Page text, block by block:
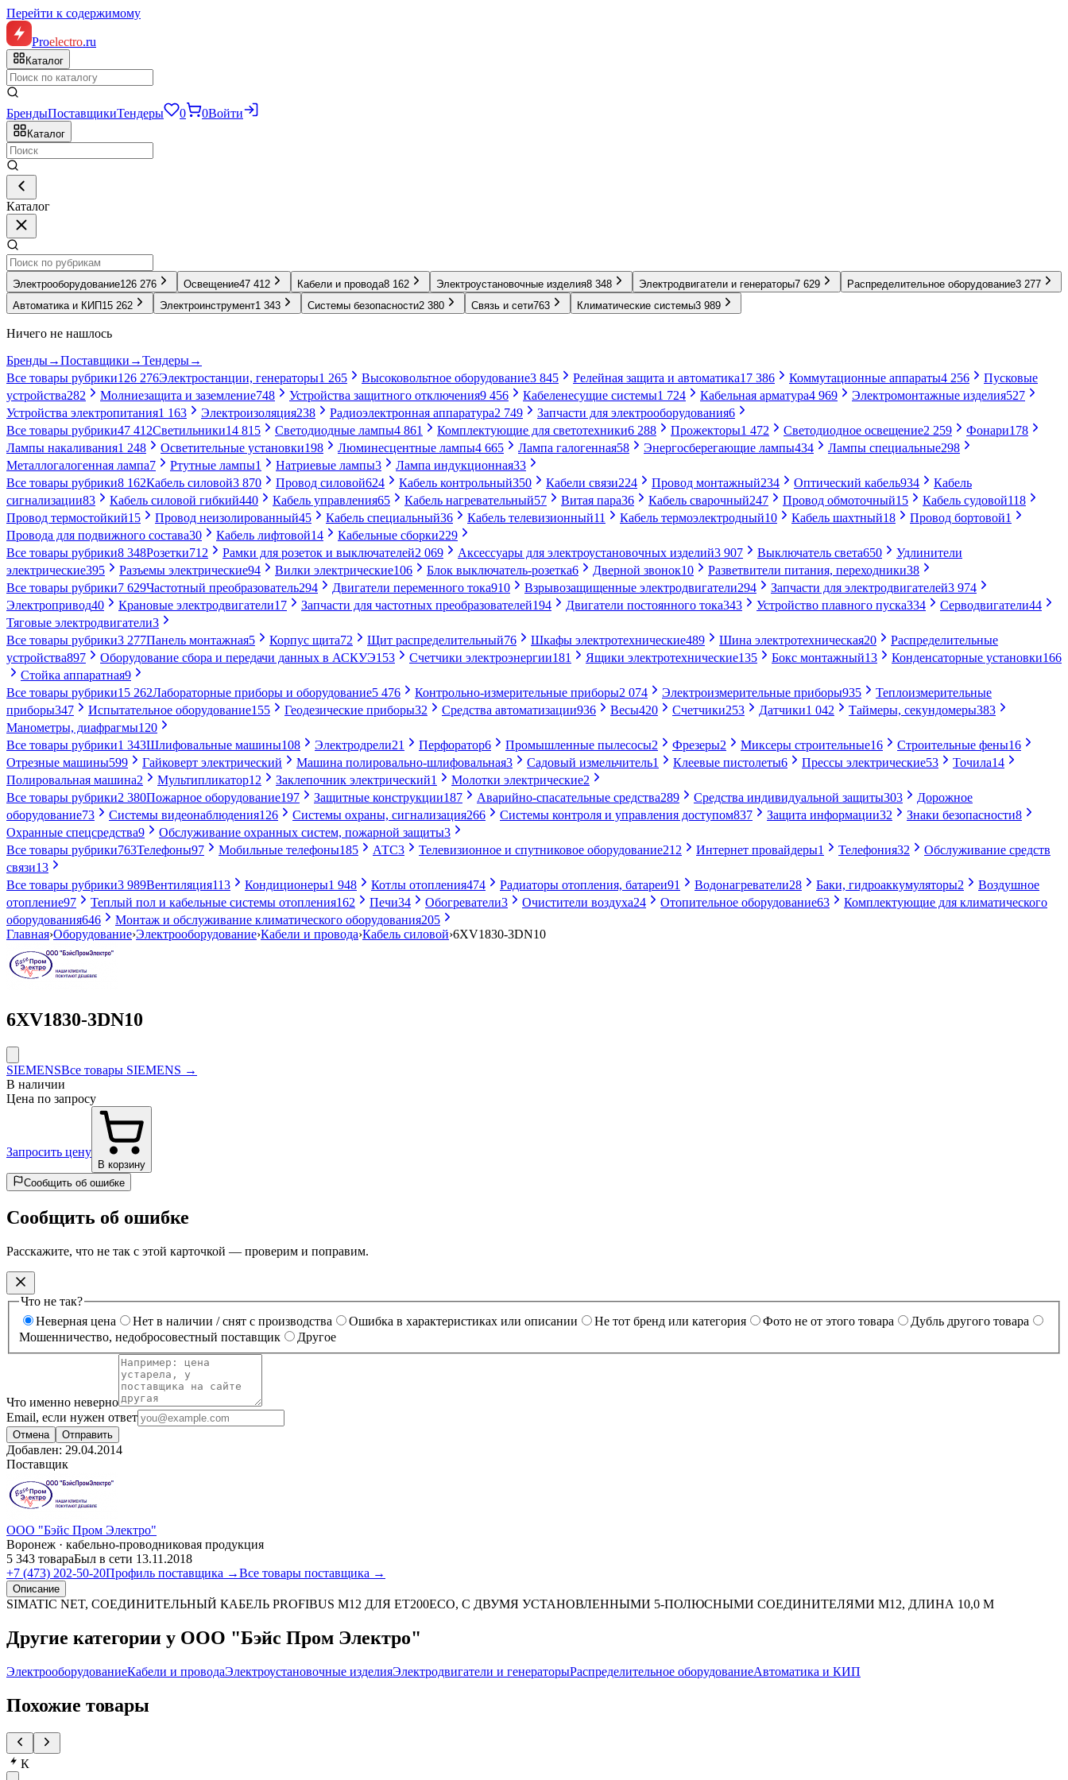
Перейти к содержимому
Proelectro.ru
Каталог
БрендыПоставщикиТендеры 0 0Войти
Каталог
Каталог
Электрооборудование126 276 Освещение47 412 Кабели и провода8 162 Электроустановочные изделия8 348 Электродвигатели и генераторы7 629 Распределительное оборудование3 277
Автоматика и КИП 15 262 Электроинструмент1 343 Системы безопасности2 380 Связь и сети763 Климатические системы3 989
Ничего не нашлось
Бренды→Поставщики →Тендеры→
Все товары рубрики126 276Электростанции, генераторы1 265 Высоковольтное оборудование3 845 Релейная защита и автоматика17 386 Коммутационные аппараты4 256
Пусковые
устройства282 Молниезащита и заземление748 Устройства защитного отключения9 456 Кабеленесущие системы1 724 Кабельная арматура4 969 Электромонтажные изделия527
Устройства электропитания1 163 Электроизоляция238 Радиоэлектронная аппаратура2 749 Запчасти для электрооборудования6
Все товары рубрики47 412Светильники14 815 Светодиодные лампы4 861 Комплектующие для светотехники6 288 Прожекторы1 472 Светодиодное освещение2 259 Фонари178
Лампы накаливания1 248 Осветительные установки198 Люминесцентные лампы4 665 Лампа галогенная58 Энергосберегающие лампы434 Лампы специальные298
Металлогалогенная лампа7 Ртутные лампы1 Натриевые лампы3 Лампа индукционная33
Все товары рубрики8 162Кабель силовой3 870 Провод силовой624 Кабель контрольный350 Кабели связи224 Провод монтажный234 Оптический кабель934
Кабель
сигнализации83 Кабель силовой гибкий440 Кабель управления65 Кабель нагревательный57 Витая пара36 Кабель сварочный247 Провод обмоточный15 Кабель судовой118
Провод термостойкий15 Провод неизолированный45 Кабель специальный36 Кабель телевизионный11 Кабель термоэлектродный10 Кабель шахтный18 Провод бортовой1
Провода для подвижного состава30 Кабель лифтовой14 Кабельные сборки229
Все товары рубрики8 348Розетки712 Рамки для розеток и выключателей2 069 Аксессуары для электроустановочных изделий3 907 Выключатель света650
Удлинители
электрические395 Разъемы электрические94 Вилки электрические106 Блок выключатель-розетка6 Дверной звонок10 Разветвители питания, переходники38
Все товары рубрики7 629Частотный преобразователь294 Двигатели переменного тока910 Взрывозащищенные электродвигатели294 Запчасти для электродвигателей3 974
Электропривод40 Крановые электродвигатели17 Запчасти для частотных преобразователей194 Двигатели постоянного тока343 Устройство плавного пуска334 Серводвигатели44
Тяговые электродвигатели3
Все товары рубрики3 277Панель монтажная5 Корпус щита72 Щит распределительный76 Шкафы электротехнические489 Шина электротехническая20
Распределительные
устройства897 Оборудование сбора и передачи данных в АСКУЭ153 Счетчики электроэнергии181 Ящики электротехнические135 Бокс монтажный13 Конденсаторные установки166
Стойка аппаратная9
Все товары рубрики15 262Лабораторные приборы и оборудование5 476 Контрольно-измерительные приборы2 074 Электроизмерительные приборы935
Теплоизмерительные
приборы347 Испытательное оборудование155 Геодезические приборы32 Средства автоматизации936 Весы420 Счетчики253 Датчики1 042 Таймеры, секундомеры383
Манометры, диафрагмы120
Все товары рубрики1 343Шлифовальные машины108 Электродрели21 Перфоратор6 Промышленные пылесосы2 Фрезеры2 Миксеры строительные16 Строительные фены16
Отрезные машины599 Гайковерт электрический Машина полировально-шлифовальная3 Садовый измельчитель1 Клеевые пистолеты6 Прессы электрические53 Точила14
Полировальная машина2 Мультипликатор12 Заклепочник электрический1 Молотки электрические2
Все товары рубрики2 380Пожарное оборудование197 Защитные конструкции187 Аварийно-спасательные средства289 Средства индивидуальной защиты303
Дорожное
оборудование73 Системы видеонаблюдения126 Системы охраны, сигнализация266 Системы контроля и управления доступом837 Защита информации32 Знаки безопасности8
Охранные спецсредства9 Обслуживание охранных систем, пожарной защиты3
Все товары рубрики763Телефоны97 Мобильные телефоны185 АТС3 Телевизионное и спутниковое оборудование212 Интернет провайдеры1 Телефония32
Обслуживание средств
связи13
Все товары рубрики3 989Вентиляция113 Кондиционеры1 948 Котлы отопления474 Радиаторы отопления, батареи91 Водонагреватели28 Баки, гидроаккумуляторы2
Воздушное
отопление97 Теплый пол и кабельные системы отопления162 Печи34 Обогреватели3 Очистители воздуха24 Отопительное оборудование63
Комплектующие для климатического
оборудования646 Монтаж и обслуживание климатического оборудования205
Главная›Оборудование›Электрооборудование›Кабели и провода›Кабель силовой›6XV1830-3DN10
6XV1830-3DN10
SIEMENSВсе товары SIEMENS →
В наличии
Цена по запросу
Запросить цену
В корзину
Сообщить об ошибке
Сообщить об ошибке
Расскажите, что не так с этой карточкой — проверим и поправим.
Что не так?
Неверная цена
Нет в наличии / снят с производства Ошибка в характеристиках или описании Не тот бренд или категория Фото не от этого товара
Дубль другого товара
Мошенничество, недобросовестный поставщик
Другое
Что именно неверно
Email, если нужен ответ
Отмена Отправить
Добавлен: 29.04.2014
Поставщик
ООО "Бэйс Пром Электро"
Воронеж · кабельно-проводниковая продукция
5 343 товараБыл в сети 13.11.2018
+7 (473) 202-50-20Профиль поставщика →Все товары поставщика →
Описание
SIMATIC NET, СОЕДИНИТЕЛЬНЫЙ КАБЕЛЬ PROFIBUS M12 ДЛЯ ET200ECO, С ДВУМЯ УСТАНОВЛЕННЫМИ 5-ПОЛЮСНЫМИ СОЕДИНИТЕЛЯМИ M12, ДЛИНА 10,0 М
Другие категории у ООО "Бэйс Пром Электро"
ЭлектрооборудованиеКабели и проводаЭлектроустановочные изделияЭлектродвигатели и генераторыРаспределительное оборудованиеАвтоматика и КИП
Похожие товары
К